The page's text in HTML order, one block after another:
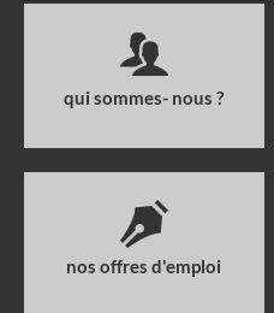
qui sommes- nous ?
nos offres d'emploi